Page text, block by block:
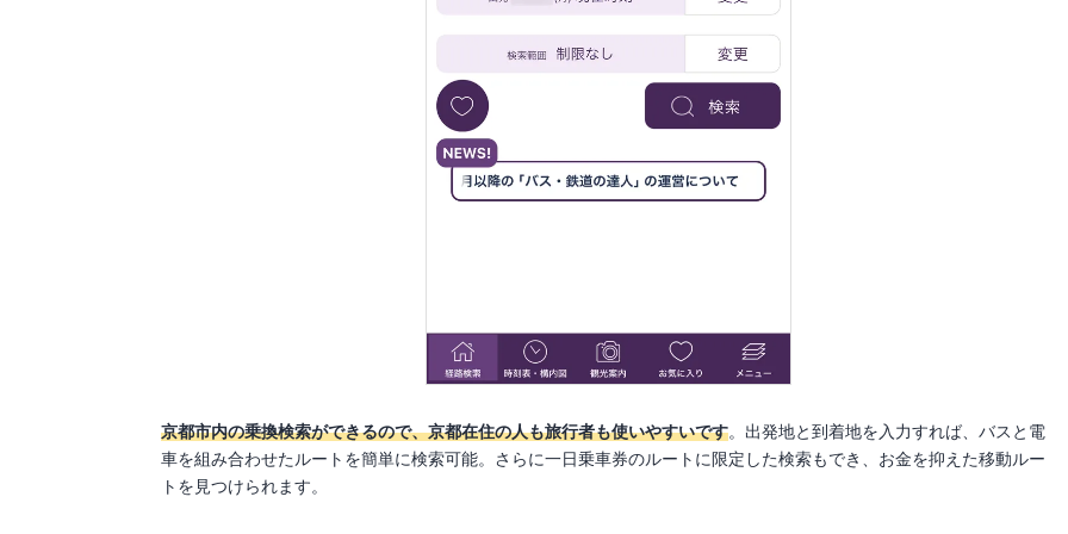
京都市内の乗換検索ができるので、京都在住の人も旅行者も使いやすいです。出発地と到着地を入力すれば、バスと電
車を組み合わせたルートを簡単に検索可能。さらに一日乗車券のルートに限定した検索もでき、お金を抑えた移動ルー
トを見つけられます。